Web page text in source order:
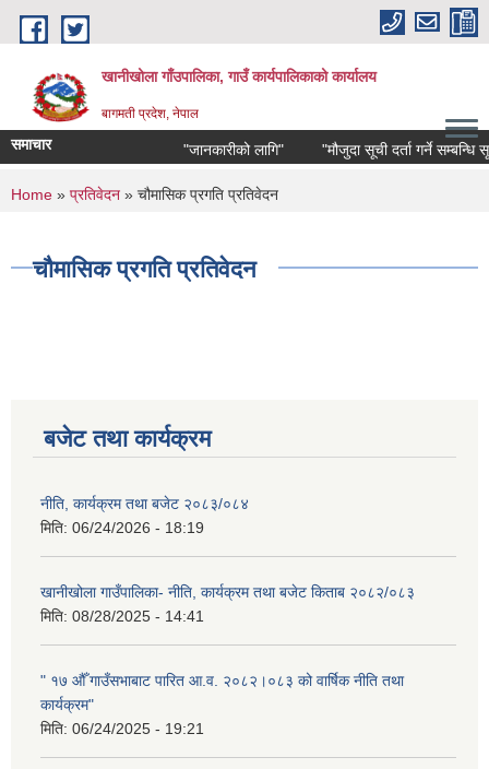
Skip to main content
खानीखोला गाँउपालिका, गाउँ कार्यपालिकाको कार्यालय
बागमती प्रदेश, नेपाल
समाचार "जानकारीको लागि" "मौजुदा सूची दर्ता गर्ने सम्बन्धि
You are here
Home » प्रतिवेदन » चौमासिक प्रगति प्रतिवेदन
चौमासिक प्रगति प्रतिवेदन
बजेट तथा कार्यक्रम
नीति, कार्यक्रम तथा बजेट २०८३/०८४
मिति: 06/24/2026 - 18:19
खानीखोला गाउँपालिका- नीति, कार्यक्रम तथा बजेट किताब २०८२/०८३
मिति: 08/28/2025 - 14:41
" १७ औँ गाउँसभाबाट पारित आ.व. २०८२।०८३ को वार्षिक नीति तथा
कार्यक्रम"
मिति: 06/24/2025 - 19:21